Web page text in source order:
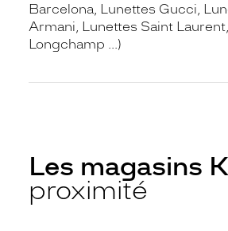
Barcelona, Lunettes Gucci,
Armani, Lunettes Saint
Longchamp ...)
Les magasins
proximité